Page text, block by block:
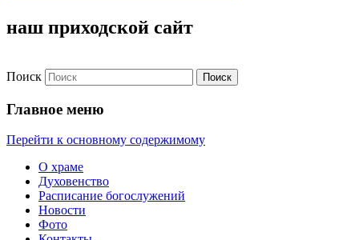
наш приходской сайт
Поиск
Главное меню
Перейти к основному содержимому
О храме
Духовенство
Расписание богослужений
Новости
Фото